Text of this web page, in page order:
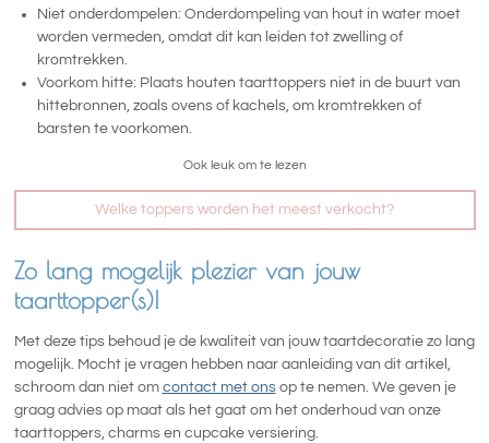
Niet onderdompelen: Onderdompeling van hout in water moet
worden vermeden, omdat dit kan leiden tot zwelling of
kromtrekken.
Voorkom hitte: Plaats houten taarttoppers niet in de buurt van
hittebronnen, zoals ovens of kachels, om kromtrekken of
barsten te voorkomen.
Ook leuk om te lezen
Welke toppers worden het meest verkocht?
Zo lang mogelijk plezier van jouw
taarttopper(s)!
Met deze tips behoud je de kwaliteit van jouw taartdecoratie zo lang
mogelijk. Mocht je vragen hebben naar aanleiding van dit artikel,
schroom dan niet om contact met onsop te nemen. We geven je
graag advies op maat als het gaat om het onderhoud van onze
taarttoppers, charms en cupcake versiering.